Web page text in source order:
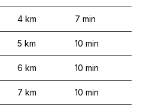
4 km 7 min
5 km 10 min
6 km 10 min
7 km 10 min